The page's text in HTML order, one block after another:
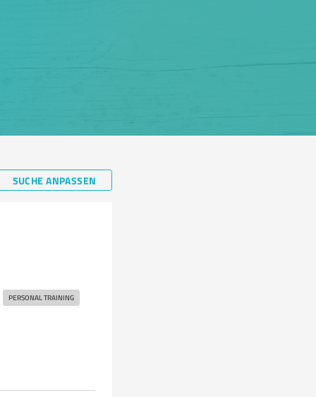
SUCHE ANPASSEN
PERSONAL TRAINING